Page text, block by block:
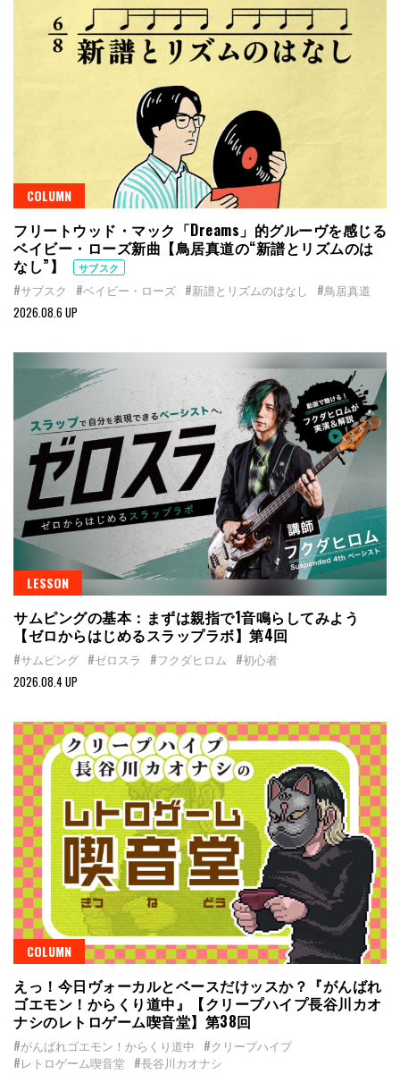
COLUMN
フリートウッド・マック「Dreams」的グルーヴを感じる
ベイビー・ローズ新曲【鳥居真道の“新譜とリズムのは
なし”】
サブスク
#サブスク #ベイビー・ローズ #新譜とリズムのはなし
#鳥居真道
2026.08.6 UP
LESSON
サムピングの基本：まずは親指で1音鳴らしてみよう
【ゼロからはじめるスラップラボ】第4回
#サムピング #ゼロスラ #フクダヒロム
#初心者
2026.08.4 UP
COLUMN
えっ！今日ヴォーカルとベースだけッスか？『がんばれ
ゴエモン！からくり道中』【クリープハイプ長谷川カオ
ナシのレトロゲーム喫音堂】第38回
#がんばれゴエモン！からくり道中 #クリープハイプ
#レトロゲーム喫音堂 #長谷川カオナシ